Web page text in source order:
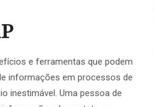
e ferramentas que podem
informações em processos de
inestimável. Uma pessoa de